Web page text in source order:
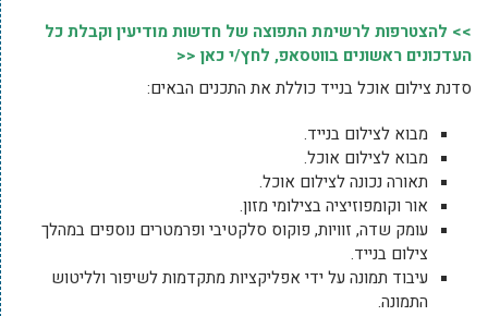
>> להצטרפות לרשימת התפוצה של חדשות מודיעין וקבלת כל
העדכונים ראשונים בווטסאפ, לחץ/י כאן <<
סדנת צילום אוכל בנייד כוללת את התכנים הבאים:
מבוא לצילום בנייד.
מבוא לצילום אוכל.
תאורה נכונה לצילום אוכל.
אור וקומפוזיציה בצילומי מזון.
עומק שדה, זוויות, פוקוס סלקטיבי ופרמטרים נוספים במהלך
צילום בנייד.
עיבוד תמונה על ידי אפליקציות מתקדמות לשיפור ולליטוש
התמונה.